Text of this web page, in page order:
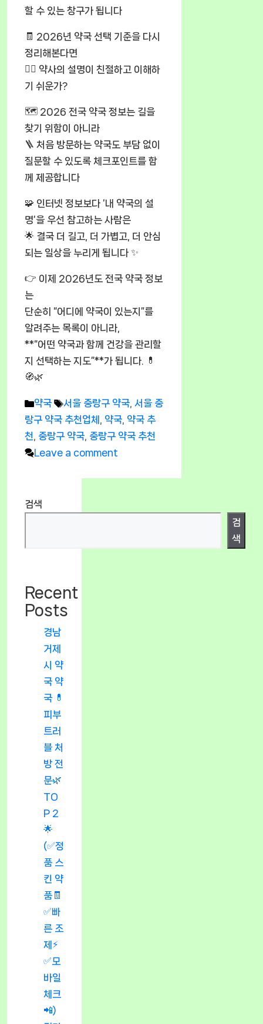
할 수 있는 창구가 됩니다
🧾 2026년 약국 선택 기준을 다시
정리해본다면
🧑‍⚕️ 약사의 설명이 친절하고 이해하
기 쉬운가?
🗺️ 2026 전국 약국 정보는 길을
찾기 위함이 아니라
🪜 처음 방문하는 약국도 부담 없이
질문할 수 있도록 체크포인트를 함
께 제공합니다
🧩 인터넷 정보보다 ‘내 약국의 설
명’을 우선 참고하는 사람은
🌟 결국 더 길고, 더 가볍고, 더 안심
되는 일상을 누리게 됩니다 ✨
👉 이제 2026년도 전국 약국 정보
는
단순히 “어디에 약국이 있는지”를
알려주는 목록이 아니라,
**“어떤 약국과 함께 건강을 관리할
지 선택하는 지도”**가 됩니다. 💊
🧭🌿
Categories
약국 Tags
서울 중랑구 약국 서울 중
랑구 약국 추천업체
약국 약국 추
천
중랑구 약국 중랑구 약국 추천
Leave a comment
검색
검
색
Recent
Posts
경남
거제
시 약
국 약
국 💊
피부
트러
블 처
방 전
문🌿
TO
P 2
🌟
(✅정
품 스
킨 약
품🧾
✅빠
른 조
제⚡
✅모
바일
체크
📲)